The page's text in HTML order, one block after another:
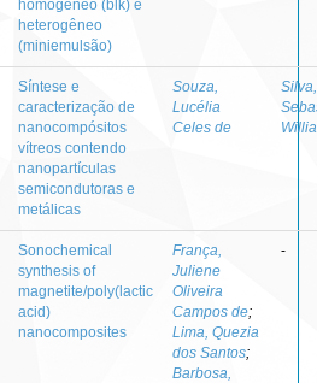
homogêneo (blk) e
heterogêneo
(miniemulsão)
Síntese e
caracterização de
nanocompósitos
vítreos contendo
nanopartículas
semicondutoras e
metálicas
Souza,
Lucélia
Celes de
Silva,
Sonochemical
synthesis of
magnetite/poly(lactic
acid)
nanocomposites
França,
Juliene
Oliveira
Campos de;
Lima, Quezia
dos Santos;
Barbosa,
-